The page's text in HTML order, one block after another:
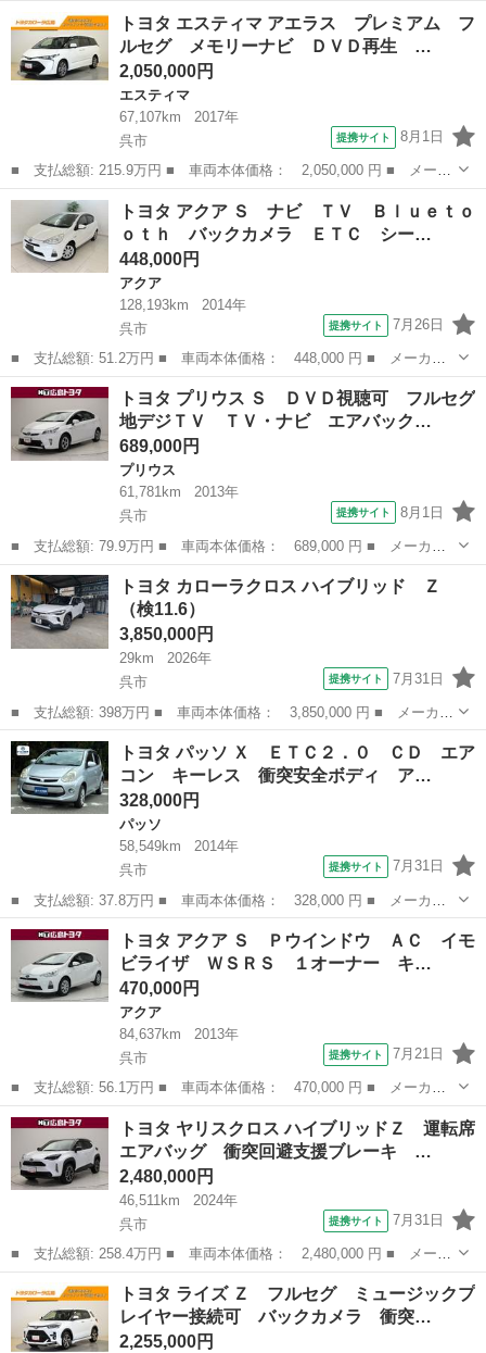
ー名： トヨタ ■ 車種名： ルーミー ■ グレード名： カスタム
Ｇ－Ｔ フルセグ メモリーナビ ＤＶＤ再生 ミュージックプレイ
ヤー接続...
呉市 トヨタ
トヨタ エスティマ アエラス プレミアム フ
ルセグ メモリーナビ ＤＶＤ再生 …
2,050,000円
エスティマ
67,107km
2017年
呉市
提携サイト 8月1日
■ 支払総額: 215.9万円 ■ 車両本体価格： 2,050,000 円 ■ メーカ
ー名： トヨタ ■ 車種名： エスティマ ■ グレード名： アエラ
ス プレミアム フルセグ メモリーナビ ＤＶＤ再生 ミュージッ
クプレイ...
広島 呉市 エスティマ
トヨタ アクア Ｓ ナビ ＴＶ Ｂｌｕｅｔｏ
ｏｔｈ バックカメラ ＥＴＣ シー…
448,000円
アクア
128,193km
2014年
呉市
提携サイト 7月26日
■ 支払総額: 51.2万円 ■ 車両本体価格： 448,000 円 ■ メーカー
名： トヨタ ■ 車種名： アクア ■ グレード名： Ｓ ナビ Ｔ
Ｖ Ｂｌｕｅｔｏｏｔｈ バックカメラ ＥＴＣ シートヒーター
プッシュスタ...
広島 呉市 アクア
トヨタ プリウス Ｓ ＤＶＤ視聴可 フルセグ
地デジＴＶ ＴＶ・ナビ エアバック…
689,000円
プリウス
61,781km
2013年
呉市
提携サイト 8月1日
■ 支払総額: 79.9万円 ■ 車両本体価格： 689,000 円 ■ メーカー
名： トヨタ ■ 車種名： プリウス ■ グレード名： Ｓ ＤＶＤ
視聴可 フルセグ地デジＴＶ ＴＶ・ナビ エアバック スマキ－
メモリーナビ...
広島 呉市 プリウス
トヨタ カローラクロス ハイブリッド Ｚ
（検11.6）
3,850,000円
29km
2026年
呉市
提携サイト 7月31日
■ 支払総額: 398万円 ■ 車両本体価格： 3,850,000 円 ■ メーカー
名： トヨタ ■ 車種名： カローラクロス ■ グレード名： ハイ
ブリッド Ｚ ■ 排気量： 1800cc ■ ドア枚数： 5D ■ ミッ...
広島 呉市 トヨタ
トヨタ パッソ Ｘ ＥＴＣ２．０ ＣＤ エア
コン キーレス 衝突安全ボディ ア…
328,000円
パッソ
58,549km
2014年
呉市
提携サイト 7月31日
■ 支払総額: 37.8万円 ■ 車両本体価格： 328,000 円 ■ メーカー
名： トヨタ ■ 車種名： パッソ ■ グレード名： Ｘ ＥＴＣ
２．０ ＣＤ エアコン キーレス 衝突安全ボディ アイドリング
ストップ パワ...
広島 呉市 パッソ
トヨタ アクア Ｓ Ｐウインドウ ＡＣ イモ
ビライザ ＷＳＲＳ １オーナー キ…
470,000円
アクア
84,637km
2013年
呉市
提携サイト 7月21日
■ 支払総額: 56.1万円 ■ 車両本体価格： 470,000 円 ■ メーカー
名： トヨタ ■ 車種名： アクア ■ グレード名： Ｓ Ｐウイン
ドウ ＡＣ イモビライザ ＷＳＲＳ １オーナー キーレス付き
スマートキー...
広島 呉市 アクア
トヨタ ヤリスクロス ハイブリッドＺ 運転席
エアバッグ 衝突回避支援ブレーキ …
2,480,000円
46,511km
2024年
呉市
提携サイト 7月31日
■ 支払総額: 258.4万円 ■ 車両本体価格： 2,480,000 円 ■ メーカ
ー名： トヨタ ■ 車種名： ヤリスクロス ■ グレード名： ハイ
ブリッドＺ 運転席エアバッグ 衝突回避支援ブレーキ Ｒカメラ
ナビ イ...
呉市 トヨタ
トヨタ ライズ Ｚ フルセグ ミュージックプ
レイヤー接続可 バックカメラ 衝突…
2,255,000円